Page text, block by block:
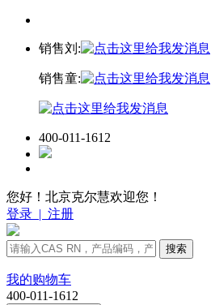
销售刘:
销售童:
400-011-1612
您好！北京克尔慧欢迎您！
登录 | 注册
搜索
我的购物车
400-011-1612